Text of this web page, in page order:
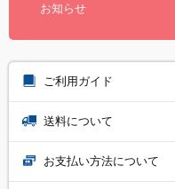
お知らせ
ご利用ガイド
送料について
お支払い方法について